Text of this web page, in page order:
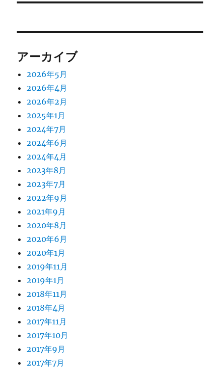
シ
稿:
アーカイブ
2026年5月
2026年4月
2026年2月
2025年1月
2024年7月
2024年6月
2024年4月
2023年8月
2023年7月
2022年9月
2021年9月
2020年8月
2020年6月
2020年1月
2019年11月
2019年1月
2018年11月
2018年4月
2017年11月
2017年10月
2017年9月
2017年7月